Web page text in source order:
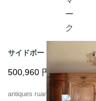
サイドボード Fc3022
500,960 円
antiques ruan